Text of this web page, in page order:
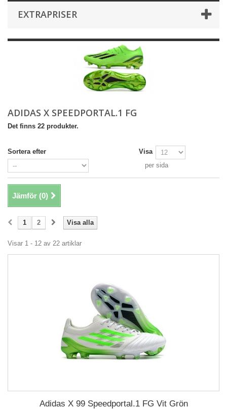
EXTRAPRISER
ADIDAS X SPEEDPORTAL.1 FG
Det finns 22 produkter.
Sortera efter
Visa
per sida
Jämför (0)
Visa alla
1 2
Visar 1 - 12 av 22 artiklar
Adidas X 99 Speedportal.1 FG Vit Grön